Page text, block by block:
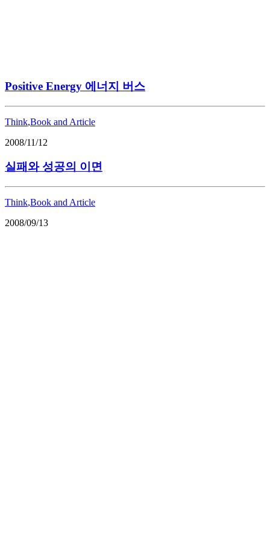
Positive Energy 에너지 버스
Think,Book and Article
2008/11/12
실패와 성공의 이면
Think,Book and Article
2008/09/13